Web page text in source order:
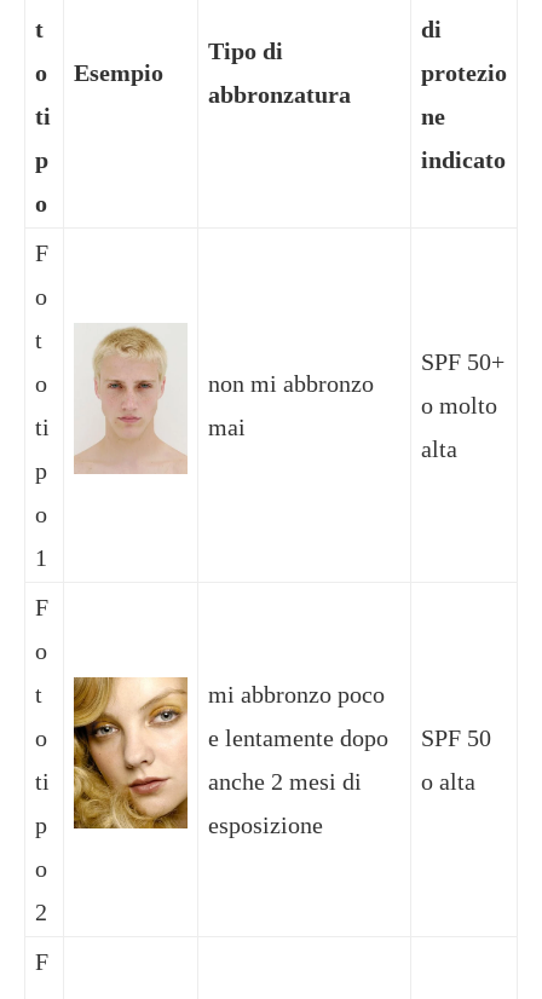
t
o
ti
p
o
Esempio
Tipo di
abbronzatura
di
protezio
ne
indicato
F
o
t
o
ti
p
o
1
non mi abbronzo
mai
SPF 50+
o molto
alta
F
o
t
o
ti
p
o
2
mi abbronzo poco
e lentamente dopo
anche 2 mesi di
esposizione
SPF 50
o alta
F